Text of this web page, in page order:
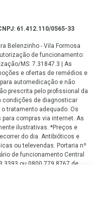
61.412.110/0565-33
Belenzinho - Vila Formosa
de funcionamento:
MS: 7.31847.3 | As
e ofertas de remédios e
automedicação e não
prescrita pelo profissional da
condições de diagnosticar
tratamento adequado. Os
compras via internet. As
ilustrativas. *Preços e
do dia. Antibióticos e
ou televendas. Portaria nº
de funcionamento Central
3393 ou 0800 779 8767 de